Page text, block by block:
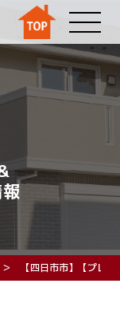
【四日市市】【プレ